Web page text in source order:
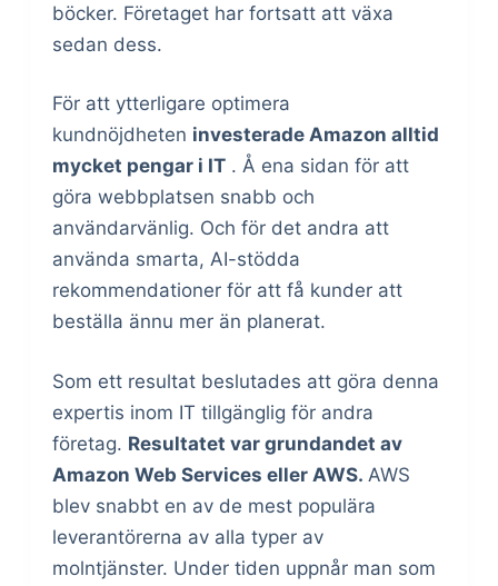
böcker. Företaget har fortsatt att växa
sedan dess.
För att ytterligare optimera
kundnöjdheten investerade Amazon alltid
mycket pengar i IT. Å ena sidan för att
göra webbplatsen snabb och
användarvänlig. Och för det andra att
använda smarta, AI-stödda
rekommendationer för att få kunder att
beställa ännu mer än planerat.
Som ett resultat beslutades att göra denna
expertis inom IT tillgänglig för andra
företag. Resultatet var grundandet av
Amazon Web Services eller AWS. AWS
blev snabbt en av de mest populära
leverantörerna av alla typer av
molntjänster. Under tiden uppnår man som